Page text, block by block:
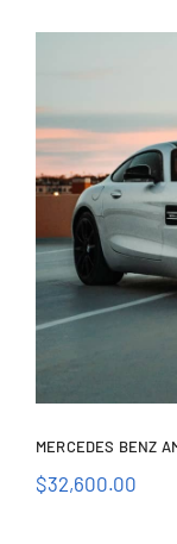
Jeep
MERCEDES BENZ
$32,600.00